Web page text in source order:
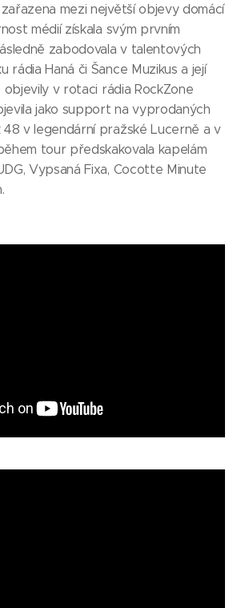
mezi největší objevy domácí
médií získala svým prvním
zabodovala v talentových
rádia Haná či Šance Muzikus a její
objevily v rotaci rádia RockZone
jako support na vyprodaných
v legendární pražské Lucerně a v
tour předskakovala kapelám
Vypsaná Fixa, Cocotte Minute